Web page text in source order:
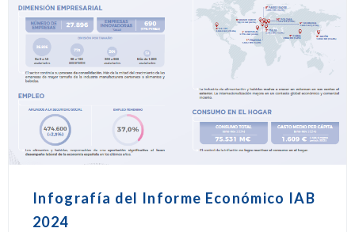
Infografía del Informe Económico IAB
2024